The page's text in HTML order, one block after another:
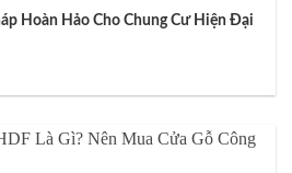
Hoàn Hảo Cho Chung Cư Hiện Đại